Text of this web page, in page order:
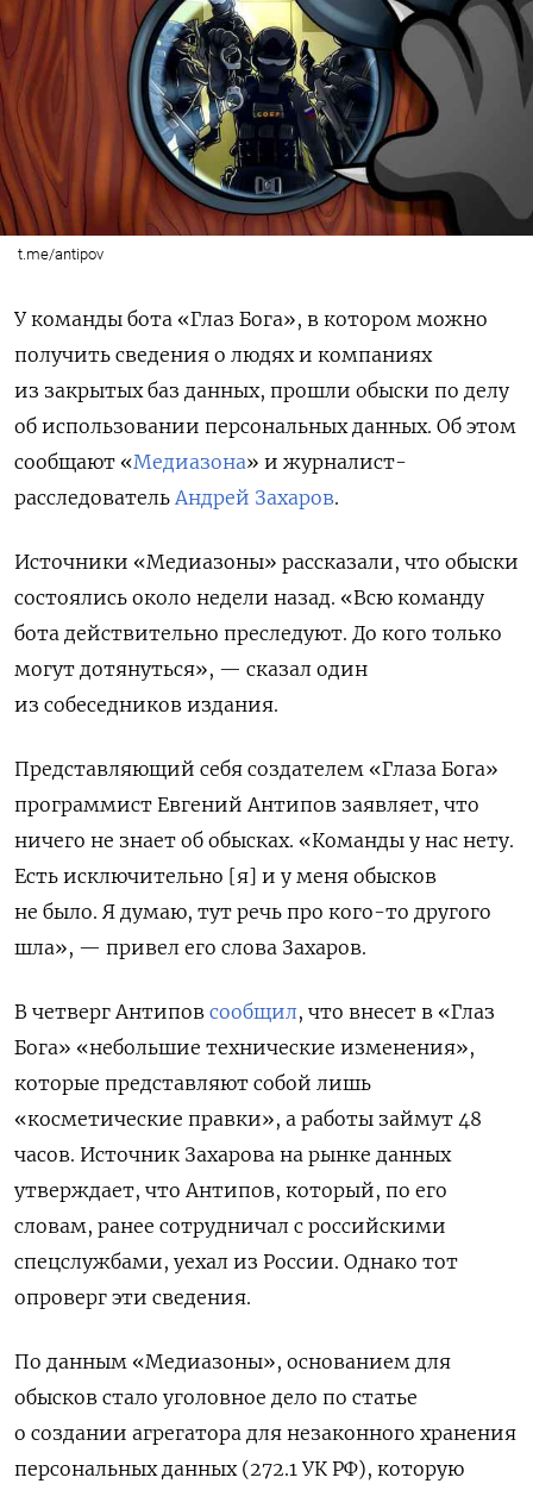
t.me/antipov
У команды бота «Глаз Бога», в котором можно
получить сведения о людях и компаниях
из закрытых баз данных, прошли обыски по делу
об использовании персональных данных. Об этом
сообщают «Медиазона» и журналист-
расследователь Андрей Захаров.
Источники «Медиазоны» рассказали, что обыски
состоялись около недели назад. «Всю команду
бота действительно преследуют. До кого только
могут дотянуться», — сказал один
из собеседников издания.
Представляющий себя создателем «Глаза Бога»
программист Евгений Антипов заявляет, что
ничего не знает об обысках. «Команды у нас нету.
Есть исключительно [я] и у меня обысков
не было. Я думаю, тут речь про кого-то другого
шла», — привел его слова Захаров.
В четверг Антипов сообщил, что внесет в «Глаз
Бога» «небольшие технические изменения»,
которые представляют собой лишь
«косметические правки», а работы займут 48
часов. Источник Захарова на рынке данных
утверждает, что Антипов, который, по его
словам, ранее сотрудничал с российскими
спецслужбами, уехал из России. Однако тот
опроверг эти сведения.
По данным «Медиазоны», основанием для
обысков стало уголовное дело по статье
о создании агрегатора для незаконного хранения
персональных данных (272.1 УК РФ), которую